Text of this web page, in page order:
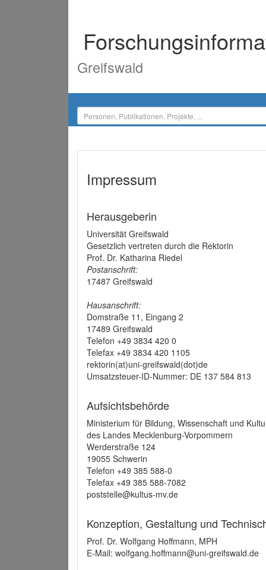
Greifswald
Impressum
Herausgeberin
Universität Greifswald
Gesetzlich vertreten durch die Rektorin
Prof. Dr. Katharina Riedel
Postanschrift:
17487 Greifswald
Hausanschrift:
Domstraße 11, Eingang 2
17489 Greifswald
Telefon +49 3834 420 0
Telefax +49 3834 420 1105
rektorin(at)uni-greifswald(dot)de
Umsatzsteuer-ID-Nummer: DE 137 584 813
Aufsichtsbehörde
Ministerium für Bildung, Wissenschaft und
des Landes Mecklenburg-Vorpommern
Werderstraße 124
19055 Schwerin
Telefon +49 385 588-0
Telefax +49 385 588-7082
poststelle@kultus-mv.de
Konzeption, Gestaltung und
Prof. Dr. Wolfgang Hoffmann, MPH
E-Mail: wolfgang.hoffmann@uni-greifswald.de